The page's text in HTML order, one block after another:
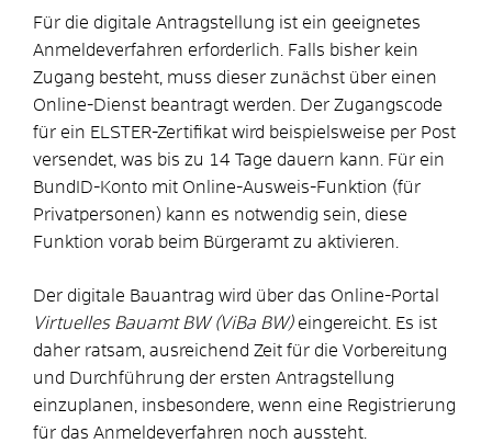
Für die digitale Antragstellung ist ein geeignetes
Anmeldeverfahren erforderlich. Falls bisher kein
Zugang besteht, muss dieser zunächst über einen
Online-Dienst beantragt werden. Der Zugangscode
für ein ELSTER-Zertifikat wird beispielsweise per Post
versendet, was bis zu 14 Tage dauern kann. Für ein
BundID-Konto mit Online-Ausweis-Funktion (für
Privatpersonen) kann es notwendig sein, diese
Funktion vorab beim Bürgeramt zu aktivieren.
Der digitale Bauantrag wird über das Online-Portal
Virtuelles Bauamt BW (ViBa BW)eingereicht. Es ist
daher ratsam, ausreichend Zeit für die Vorbereitung
und Durchführung der ersten Antragstellung
einzuplanen, insbesondere, wenn eine Registrierung
für das Anmeldeverfahren noch aussteht.